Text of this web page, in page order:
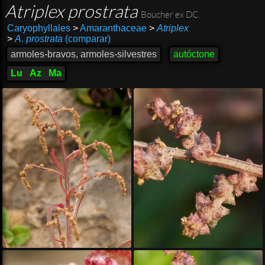
Atriplex prostrata Boucher ex DC.
Caryophyllales >Amaranthaceae > Atriplex
> A. prostrata (comparar)
armoles-bravos, armoles-silvestres
autóctone
Lu
Az Ma